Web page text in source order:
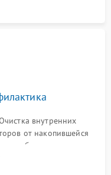
внутренних
от накопившейся
балласта лампы и
или вздутых